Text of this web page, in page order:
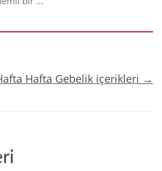
Hafta Gebelik içerikleri →